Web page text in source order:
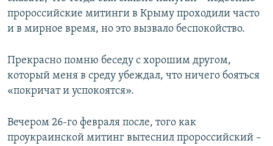
пророссийские митинги в Крыму проходили часто
и в мирное время, но это вызвало беспокойство.
Прекрасно помню беседу с хорошим другом,
который меня в среду убеждал, что ничего бояться
«покричат и успокоятся».
Вечером 26-го февраля после, того как
проукраинской митинг вытеснил пророссийский –